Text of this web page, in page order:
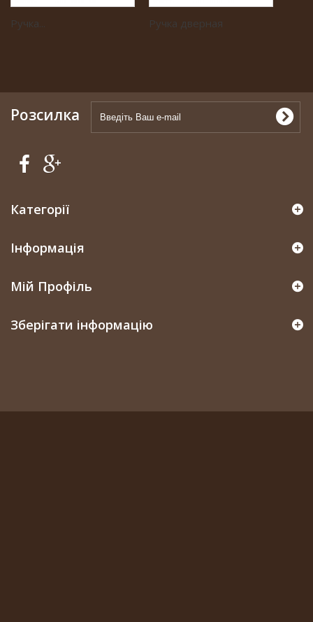
Ручка... Ручка дверная
Розсилка
Категорії
Інформація
Мій Профіль
Зберігати інформацію